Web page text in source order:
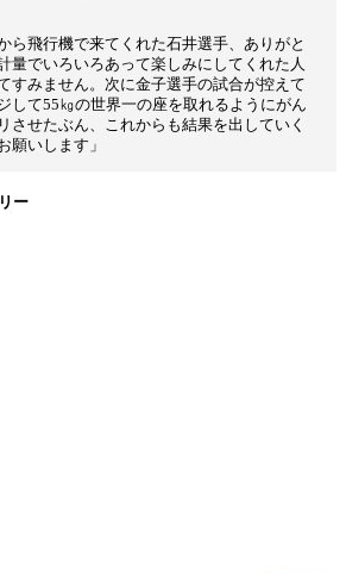
ら飛行機で来てくれた石井選手、ありがと
量でいろいろあって楽しみにしてくれた人
すみません。次に金子選手の試合が控えて
して55㎏の世界一の座を取れるようにがん
させたぶん、これからも結果を出していく
願いします」
ー